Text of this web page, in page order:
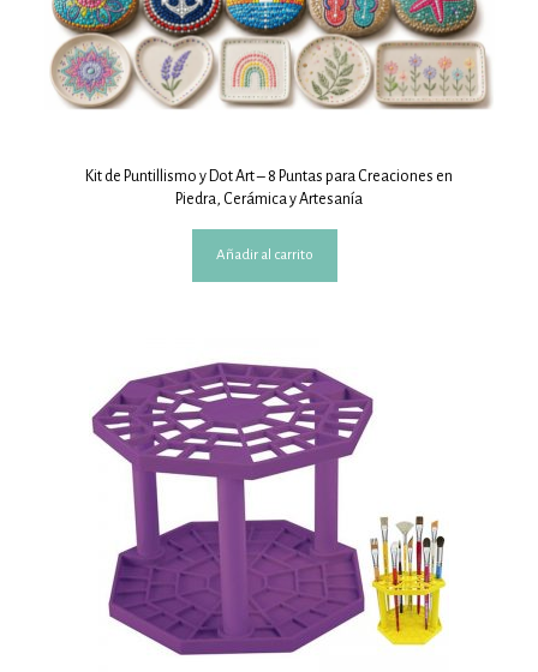
Kit de Puntillismo y Dot Art – 8 Puntas para Creaciones en
Piedra, Cerámica y Artesanía
Añadir al carrito